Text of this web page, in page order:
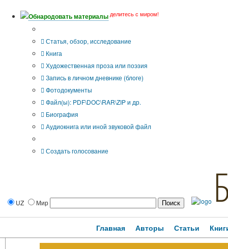
Обнародовать материалы делитесь с миром!
Статья, обзор, исследование
Книга
Художественная проза или поэзия
Запись в личном дневнике (блоге)
Фотодокументы
Файл(ы): PDF\DOC\RAR\ZIP и др.
Биография
Аудиокнига или иной звуковой файл
Создать голосование
UZ Мир
Главная Авторы Статьи